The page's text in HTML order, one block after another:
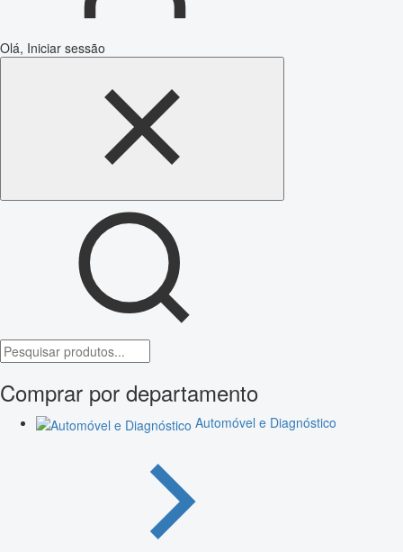
Olá, Iniciar sessão
Comprar por departamento
Automóvel e Diagnóstico